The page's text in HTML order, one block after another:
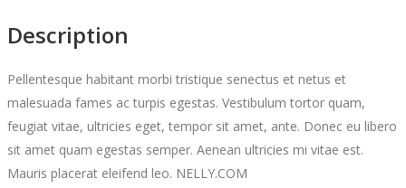
Description
Pellentesque habitant morbi tristique senectus et netus et
malesuada fames ac turpis egestas. Vestibulum tortor quam,
feugiat vitae, ultricies eget, tempor sit amet, ante. Donec eu libero
sit amet quam egestas semper. Aenean ultricies mi vitae est.
Mauris placerat eleifend leo. NELLY.COM